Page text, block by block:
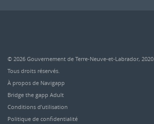
© 2026 Gouvernement de Terre-Neuve-et-Labrador, 2020.
Tous droits réservés.
À propos de Navigapp
Bridge the gapp Adult
Conditions d’utilisation
Politique de confidentialité